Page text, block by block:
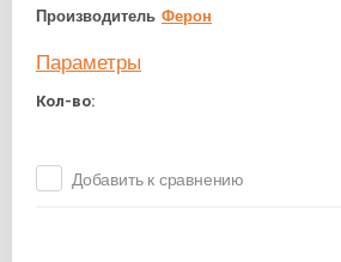
Производитель Ферон
Параметры
Кол-во:
Добавить к сравнению